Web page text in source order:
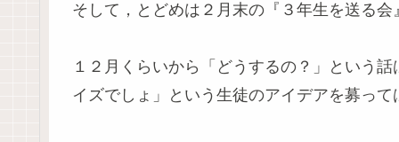
そして，とどめは２月末の『３年生を送る会
１２月くらいから「どうするの？」という
イズでしょ」という生徒のアイデアを募って